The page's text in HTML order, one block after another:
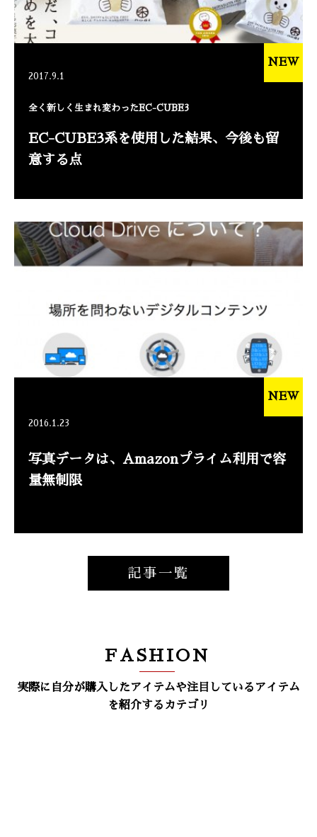
2017.9.1
全く新しく生まれ変わったEC-CUBE3
EC-CUBE3系を使用した結果、今後も留
意する点
NEW
2016.1.23
写真データは、Amazonプライム利用で容
量無制限
NEW
記事一覧
FASHION
実際に自分が購入したアイテムや注目しているアイテム
を紹介するカテゴリ